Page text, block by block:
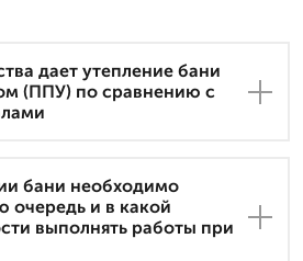
дает утепление бани
(ППУ) по сравнению с
бани необходимо
очередь и в какой
выполнять работы при